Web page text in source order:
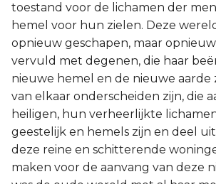
toestand voor de lichamen der
hemel voor hun zielen. Deze
opnieuw geschapen, maar
vervuld met degenen, die haar
nieuwe hemel en de nieuwe
van elkaar onderscheiden zijn, die
heiligen, hun verheerlijkte
geestelijk en hemels zijn en deel
deze reine en schitterende
maken voor de aanvang van deze